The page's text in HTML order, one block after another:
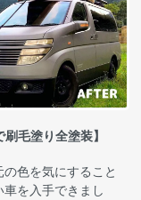
毛塗り全塗装】
色を気にすること
を入手できまし